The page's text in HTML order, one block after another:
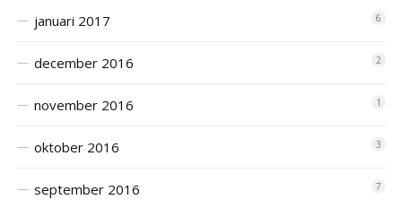
januari 2017 6
december 2016 2
november 2016 1
oktober 2016 3
september 2016 7